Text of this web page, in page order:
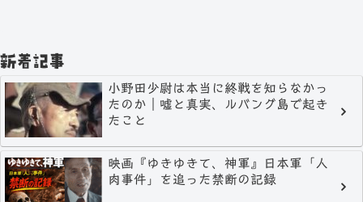
新着記事
小野田少尉は本当に終戦を知らなかっ
たのか｜嘘と真実、ルバング島で起き
たこと
映画『ゆきゆきて、神軍』日本軍「人
肉事件」を追った禁断の記録